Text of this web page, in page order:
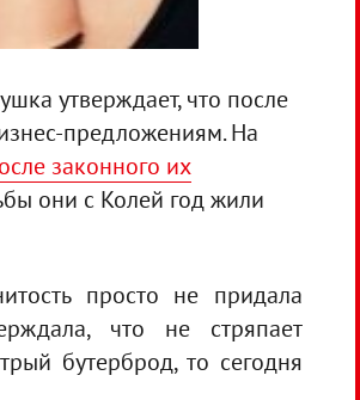
утверждает, что после
предложениям. На
законного их
они с Колей год жили
просто не придала
что не стряпает
бутерброд, то сегодня